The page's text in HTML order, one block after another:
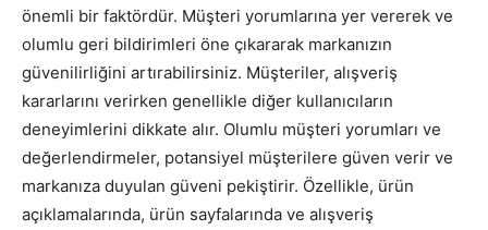
önemli bir faktördür. Müşteri yorumlarına yer vererek ve
olumlu geri bildirimleri öne çıkararak markanızın
güvenilirliğini artırabilirsiniz. Müşteriler, alışveriş
kararlarını verirken genellikle diğer kullanıcıların
deneyimlerini dikkate alır. Olumlu müşteri yorumları ve
değerlendirmeler, potansiyel müşterilere güven verir ve
markanıza duyulan güveni pekiştirir. Özellikle, ürün
açıklamalarında, ürün sayfalarında ve alışveriş